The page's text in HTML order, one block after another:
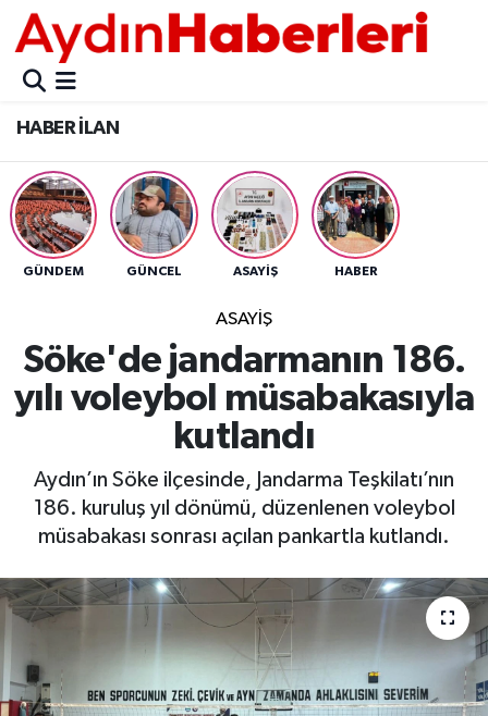
HABER İLAN
GÜNDEM GÜNCEL ASAYİŞ HABER
ASAYİŞ
Söke'de jandarmanın 186.
yılı voleybol müsabakasıyla
kutlandı
Aydın’ın Söke ilçesinde, Jandarma Teşkilatı’nın
186. kuruluş yıl dönümü, düzenlenen voleybol
müsabakası sonrası açılan pankartla kutlandı.
GÜNCEL
POLİTİKA
BELEDİYELER
ASAYİŞ
BÜLTEN
ÇEVRE
DIŞ
DÜNYA
EGE
EKOLOJİ VE ÇEVRE
Aydın Nöbetçi Eczaneler
Aydın Hava Durumu
Aydin Namaz Vakitleri
Aydın Trafik Yoğunluk Haritası
Tüm Manşetler
Son Dakika Haberleri
Haber Arşivi